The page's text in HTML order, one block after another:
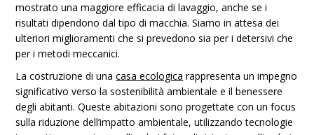
mostrato una maggiore efficacia di lavaggio, anche se i
risultati dipendono dal tipo di macchia. Siamo in attesa dei
ulteriori miglioramenti che si prevedono sia per i detersivi che
per i metodi meccanici.
La costruzione di unacasa ecologica rappresenta un impegno
significativo verso la sostenibilità ambientale e il benessere
degli abitanti. Queste abitazioni sono progettate con un focus
sulla riduzione dell’impatto ambientale, utilizzando tecnologie